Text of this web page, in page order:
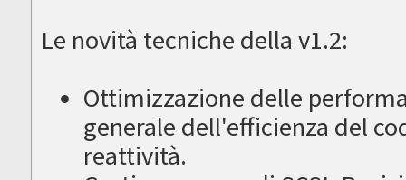
Le novità tecniche della v1.2:
Ottimizzazione delle
generale dell'efficienza del
reattività.